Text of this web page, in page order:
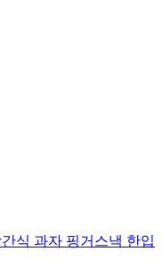
식 과자 핑거스낵 한입